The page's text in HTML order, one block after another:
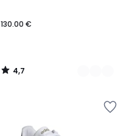
130.00 €
4,7
/